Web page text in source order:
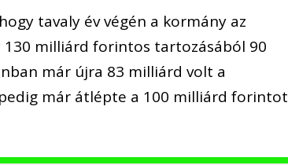
tavaly év végén a kormány az
milliárd forintos tartozásából 90
már újra 83 milliárd volt a
már átlépte a 100 milliárd forintot